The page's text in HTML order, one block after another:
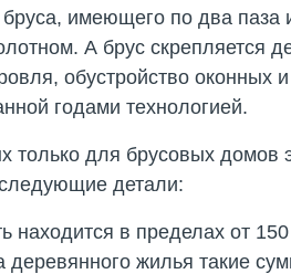
имеющего по два паза
А брус скрепляется
обустройство оконных
годами технологией.
только для брусовых домов
детали:
в пределах от
жилья такие